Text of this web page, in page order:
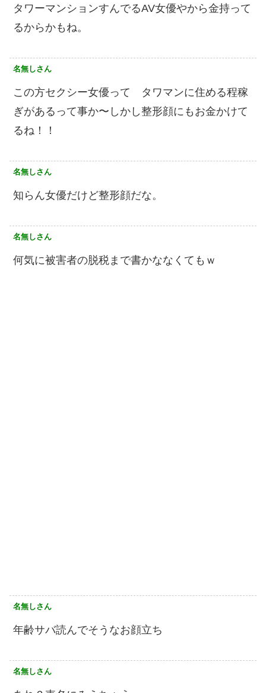
タワーマンションすんでるAV女優やから金持って
るからかもね。
名無しさん
この方セクシー女優って タワマンに住める程稼
ぎがあるって事か〜しかし整形顔にもお金かけて
るね！！
名無しさん
知らん女優だけど整形顔だな。
名無しさん
何気に被害者の脱税まで書かななくてもｗ
名無しさん
年齢サバ読んでそうなお顔立ち
名無しさん